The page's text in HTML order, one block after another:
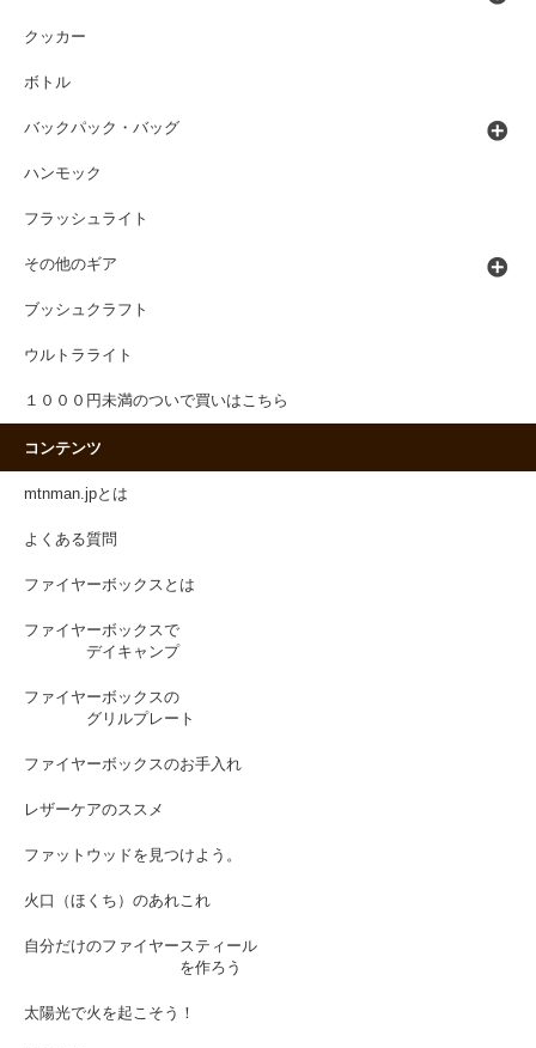
クッカー
ボトル
バックパック・バッグ
ハンモック
フラッシュライト
その他のギア
ブッシュクラフト
ウルトラライト
１０００円未満のついで買いはこちら
コンテンツ
mtnman.jpとは
よくある質問
ファイヤーボックスとは
ファイヤーボックスで
デイキャンプ
ファイヤーボックスの
グリルプレート
ファイヤーボックスのお手入れ
レザーケアのススメ
ファットウッドを見つけよう。
火口（ほくち）のあれこれ
自分だけのファイヤースティール
を作ろう
太陽光で火を起こそう！